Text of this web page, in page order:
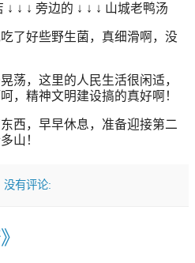
↓ ↓ 旁边的 ↓ ↓ ↓ 山城老鸭汤
了好些野生菌，真细滑啊，没
荡，这里的人民生活很闲适，
，精神文明建设搞的真好啊！
西，早早休息，准备迎接第二
山！
没有评论: